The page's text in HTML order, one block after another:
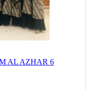
AL AZHAR 6